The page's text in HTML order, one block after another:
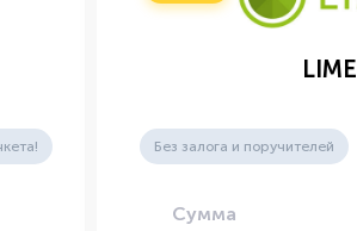
LIME
Без залога и поручителей
Сумма